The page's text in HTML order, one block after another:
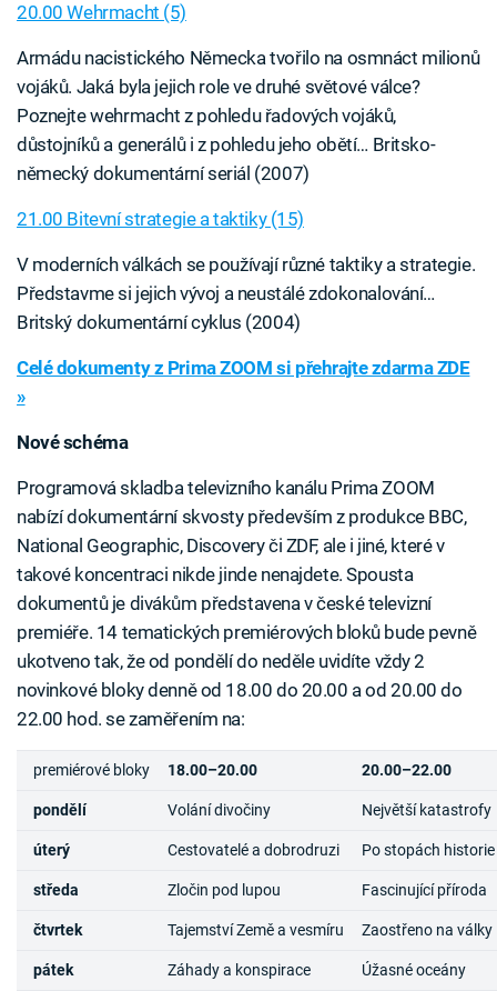
20.00 Wehrmacht (5)
Armádu nacistického Německa tvořilo na osmnáct milionů
vojáků. Jaká byla jejich role ve druhé světové válce?
Poznejte wehrmacht z pohledu řadových vojáků,
důstojníků a generálů i z pohledu jeho obětí… Britsko-
německý dokumentární seriál (2007)
21.00 Bitevní strategie a taktiky (15)
V moderních válkách se používají různé taktiky a strategie.
Představme si jejich vývoj a neustálé zdokonalování…
Britský dokumentární cyklus (2004)
Celé dokumenty z Prima ZOOM si přehrajte zdarma ZDE
»
Nové schéma
Programová skladba televizního kanálu Prima ZOOM
nabízí dokumentární skvosty především z produkce BBC,
National Geographic, Discovery či ZDF, ale i jiné, které v
takové koncentraci nikde jinde nenajdete. Spousta
dokumentů je divákům představena v české televizní
premiéře. 14 tematických premiérových bloků bude pevně
ukotveno tak, že od pondělí do neděle uvidíte vždy 2
novinkové bloky denně od 18.00 do 20.00 a od 20.00 do
22.00 hod. se zaměřením na:
premiérové bloky 18.00–20.00 20.00–22.00
pondělí Volání divočiny Největší katastrofy
úterý Cestovatelé a dobrodruzi Po stopách historie
středa Zločin pod lupou Fascinující příroda
čtvrtek Tajemství Země a vesmíru Zaostřeno na války
pátek Záhady a konspirace Úžasné oceány